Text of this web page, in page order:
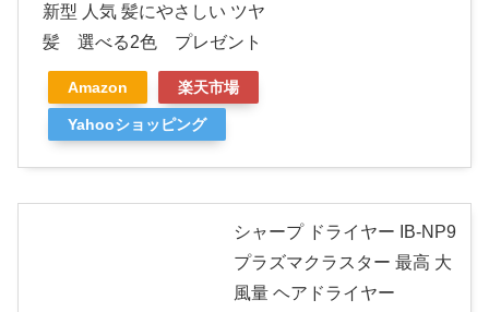
新型 人気 髪にやさしい ツヤ
髪 選べる2色 プレゼント
Amazon 楽天市場
Yahooショッピング
シャープ ドライヤー IB-NP9
プラズマクラスター 最高 大
風量 ヘアドライヤー